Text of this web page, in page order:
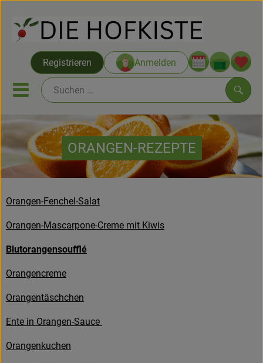
Registrieren Anmelden
Mobiles Menu öffnen oder
Saatgut ab Juli
Themenwelten
Neu & Angebote
Hofkisten
Vom Acker
Kühltheke
Backstube
Küchenzauber
Über den Tag
ORANGEN-REZEPTE
Orangen-Fenchel-Salat
Orangen-Mascarpone-Creme mit Kiwis
Blutorangensoufflé
Orangencreme
Orangentäschchen
Ente in Orangen-Sauce
Orangenkuchen